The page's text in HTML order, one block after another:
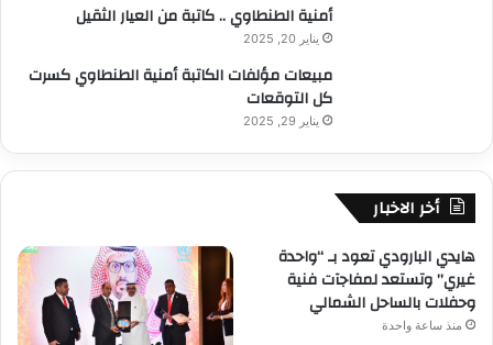
أمنية الطنطاوي .. كاتبة من العيار الثقيل
يناير 20, 2025
مبيعات مؤلفات الكاتبة أمنية الطنطاوي كسرت
كل التوقعات
يناير 29, 2025
أخر الاخبار
هايدي البارودي تعود بـ “واحدة
غيري” وتستعد لمفاجآت فنية
وحفلات بالساحل الشمالي
منذ ساعة واحدة